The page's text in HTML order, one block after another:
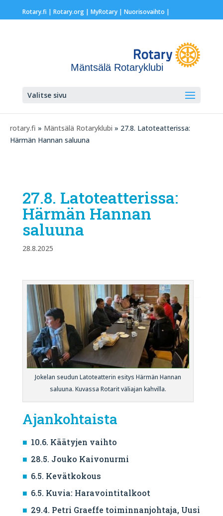
Rotary.fi | Rotary.org| MyRotary | Nuorisovaihto |
Mäntsälä Rotaryklubi
Valitse sivu
rotary.fi » Mäntsälä Rotaryklubi » 27.8. Latoteatterissa:
Härmän Hannan saluuna
27.8. Latoteatterissa:
Härmän Hannan
saluuna
28.8.2025
Jokelan seudun Latoteatterin esitys Härmän Hannan
saluuna. Kuvassa Rotarit väliajan kahvilla.
Ajankohtaista
10.6. Käätyjen vaihto
28.5. Jouko Kaivonurmi
6.5. Kevätkokous
6.5. Kuvia: Haravointitalkoot
29.4. Petri Graeffe toiminnanjohtaja, Uusi